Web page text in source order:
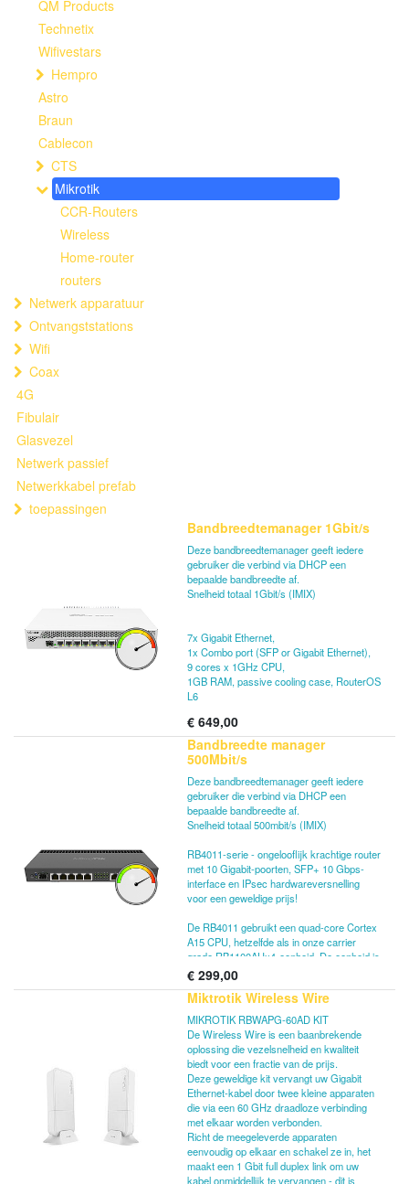
QM Products
Technetix
Wifivestars
Hempro
Astro
Braun
Cablecon
CTS
Mikrotik
CCR-Routers
Wireless
Home-router
routers
Netwerk apparatuur
Ontvangststations
Wifi
Coax
4G
Fibulair
Glasvezel
Netwerk passief
Netwerkkabel prefab
toepassingen
Bandbreedtemanager 1Gbit/s
Deze bandbreedtemanager geeft iedere
gebruiker die verbind via DHCP een
bepaalde bandbreedte af.
Snelheid totaal 1Gbit/s (IMIX)
7x Gigabit Ethernet,
1x Combo port (SFP or Gigabit Ethernet),
9 cores x 1GHz CPU,
1GB RAM, passive cooling case, RouterOS
L6
€ 649,00
Bandbreedte manager
500Mbit/s
Deze bandbreedtemanager geeft iedere
gebruiker die verbind via DHCP een
bepaalde bandbreedte af.
Snelheid totaal 500mbit/s (IMIX)
RB4011-serie - ongelooflijk krachtige router
met 10 Gigabit-poorten, SFP+ 10 Gbps-
interface en IPsec hardwareversnelling
voor een geweldige prijs!
De RB4011 gebruikt een quad-core Cortex
A15 CPU, hetzelfde als in onze carrier
grade RB1100AHx4-eenheid. De eenheid is
uitgerust met 1 GB RAM, kan PoE-uitvoer
leveren op poort #10 en wordt geleverd met
een compacte en professioneel ogende
solide metalen behuizing in matzwart.
RB4011iGS + RM (Ethernet-model) bevat
twee rackmontageoren die het apparaat
veilig in een standaard 1U-rackruimte zullen
bevestigen.
€ 299,00
Miktrotik Wireless Wire
MIKROTIK RBWAPG-60AD KIT
De Wireless Wire is een baanbrekende
oplossing die vezelsnelheid en kwaliteit
biedt voor een fractie van de prijs.
Deze geweldige kit vervangt uw Gigabit
Ethernet-kabel door twee kleine apparaten
die via een 60 GHz draadloze verbinding
met elkaar worden verbonden.
Richt de meegeleverde apparaten
eenvoudig op elkaar en schakel ze in, het
maakt een 1 Gbit full duplex link om uw
kabel onmiddellijk te vervangen - dit is